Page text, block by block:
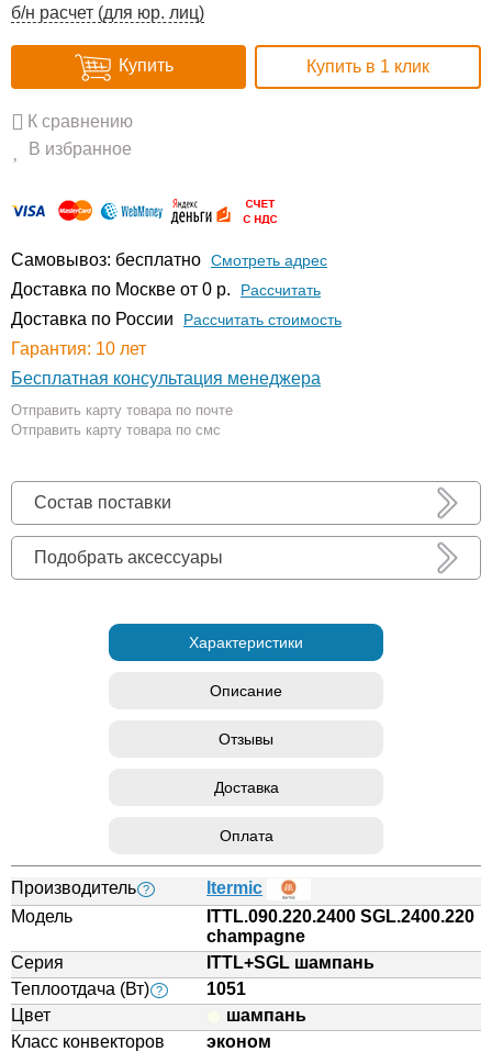
б/н расчет (для юр. лиц)
Купить Купить в 1 клик
К сравнению
В избранное
Самовывоз: бесплатно Смотреть адрес
Доставка по Москве от 0 р. Расcчитать
Доставка по России Рассчитать стоимость
Гарантия: 10 лет
Бесплатная консультация менеджера
Отправить карту товара по почте
Отправить карту товара по смс
Состав поставки
Подобрать аксессуары
Характеристики
Описание
Отзывы
Доставка
Оплата
Производитель ?
Itermic
Модель
ITTL.090.220.2400 SGL.2400.220
champagne
Серия
ITTL+SGL шампань
Теплоотдача (Вт) ?
1051
Цвет
шампань
Класс конвекторов
эконом